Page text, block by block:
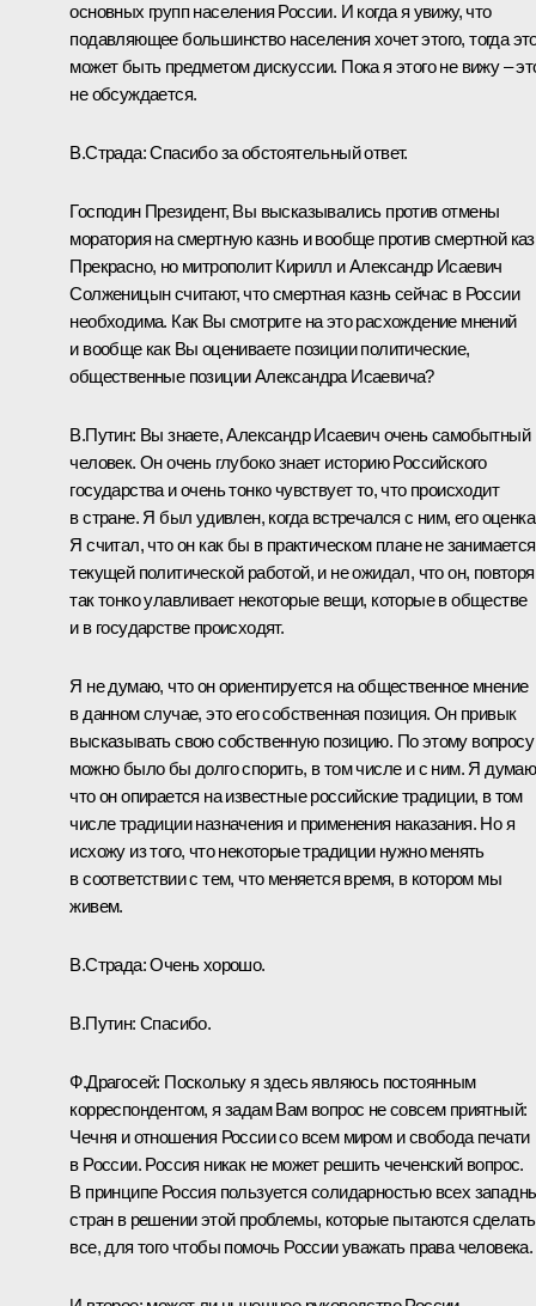
основных групп населения России. И когда я увижу, что
подавляющее большинство населения хочет этого, тогда
может быть предметом дискуссии. Пока я этого не вижу –
не обсуждается.
В.Страда: Спасибо за обстоятельный ответ.
Господин Президент, Вы высказывались против отмены
моратория на смертную казнь и вообще против смертной
Прекрасно, но митрополит Кирилл и Александр Исаевич
Солженицын считают, что смертная казнь сейчас в России
необходима. Как Вы смотрите на это расхождение мнений
и вообще как Вы оцениваете позиции политические,
общественные позиции Александра Исаевича?
В.Путин: Вы знаете, Александр Исаевич очень самобытный
человек. Он очень глубоко знает историю Российского
государства и очень тонко чувствует то, что происходит
в стране. Я был удивлен, когда встречался с ним, его
Я считал, что он как бы в практическом плане не занимается
текущей политической работой, и не ожидал, что он,
так тонко улавливает некоторые вещи, которые в обществе
и в государстве происходят.
Я не думаю, что он ориентируется на общественное мнение
в данном случае, это его собственная позиция. Он привык
высказывать свою собственную позицию. По этому вопросу
можно было бы долго спорить, в том числе и с ним. Я
что он опирается на известные российские традиции, в том
числе традиции назначения и применения наказания. Но я
исхожу из того, что некоторые традиции нужно менять
в соответствии с тем, что меняется время, в котором мы
живем.
В.Страда: Очень хорошо.
В.Путин: Спасибо.
Ф.Драгосей: Поскольку я здесь являюсь постоянным
корреспондентом, я задам Вам вопрос не совсем приятный:
Чечня и отношения России со всем миром и свобода печати
в России. Россия никак не может решить чеченский вопрос.
В принципе Россия пользуется солидарностью всех
стран в решении этой проблемы, которые пытаются сделать
все, для того чтобы помочь России уважать права человека.